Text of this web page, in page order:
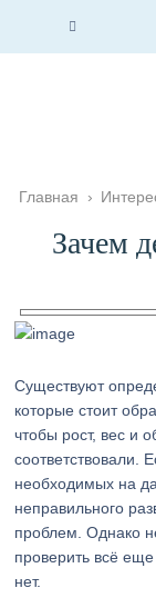
Главная ›
Зачем
Существуют
которые стоит
чтобы рост, вес и
соответствовали.
необходимых на
неправильного
проблем. Однако
проверить всё
нет.